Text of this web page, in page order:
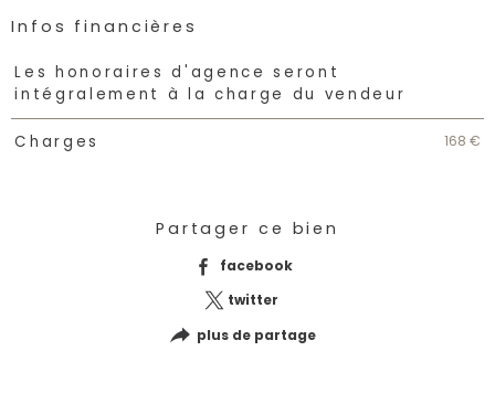
Infos financières
Caractéristiques Valeurs
Les honoraires d'agence seront
intégralement à la charge du vendeur
Charges 168 €
Partager ce bien
facebook
twitter
plus de partage